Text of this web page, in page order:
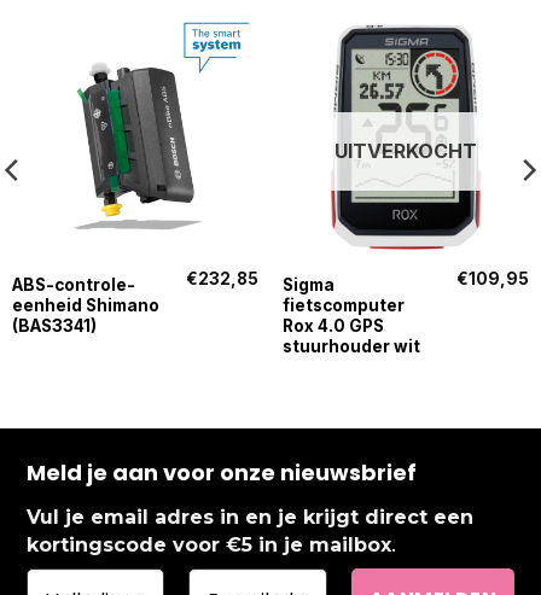
ABS-controle-
eenheid Shimano
(BAS3341)
€232,85
UITVERKOCHT
Sigma
fietscomputer
Rox 4.0 GPS
stuurhouder wit
€109,95
Meld je aan voor onze nieuwsbrief
Vul je email adres in en je krijgt direct een
kortingscode voor €5 in je mailbox.